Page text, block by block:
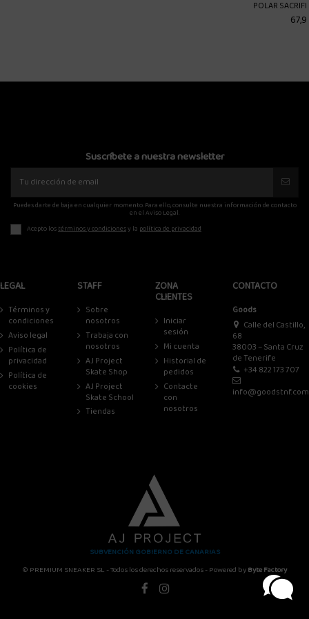
DICKIES
60,00 €
Suscríbete a nuestra newsletter
Puedes darte de baja en cualquier momento. Para ello, consulte nuestra información de contacto
en el Aviso Legal.
Acepto lostérminos y condicionesy la política de privacidad
LEGAL
Términos y
condiciones
Aviso legal
Política de
privacidad
Política de
cookies
STAFF
Sobre
nosotros
Trabaja con
nosotros
AJ Project
Skate Shop
AJ Project
Skate School
Tiendas
ZONA
CLIENTES
Iniciar
sesión
Mi cuenta
Historial de
pedidos
Contacte
con
nosotros
CONTACTO
Goods
Calle del Castillo,
68
38003 – Santa Cruz
de Tenerife
+34 822 173 707
info@goodstnf.com
SUBVENCIÓN GOBIERNO DE CANARIAS
© PREMIUM SNEAKER SL - Todos los derechos reservados - Powered byByte Factory